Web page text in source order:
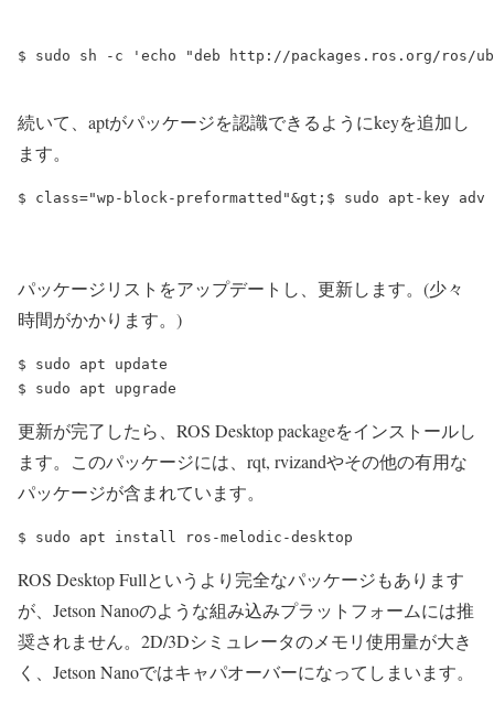
$ sudo sh -c 'echo "deb http://packages.ros.org/
続いて、aptがパッケージを認識できるようにkeyを追加し
ます。
パッケージリストをアップデートし、更新します。(少々
時間がかかります。)
$ sudo apt update
更新が完了したら、ROS Desktop packageをインストールし
ます。このパッケージには、rqt, rvizandやその他の有用な
パッケージが含まれています。
ROS Desktop Fullというより完全なパッケージもあります
が、Jetson Nanoのような組み込みプラットフォームには推
奨されません。2D/3Dシミュレータのメモリ使用量が大き
く、Jetson Nanoではキャパオーバーになってしまいます。